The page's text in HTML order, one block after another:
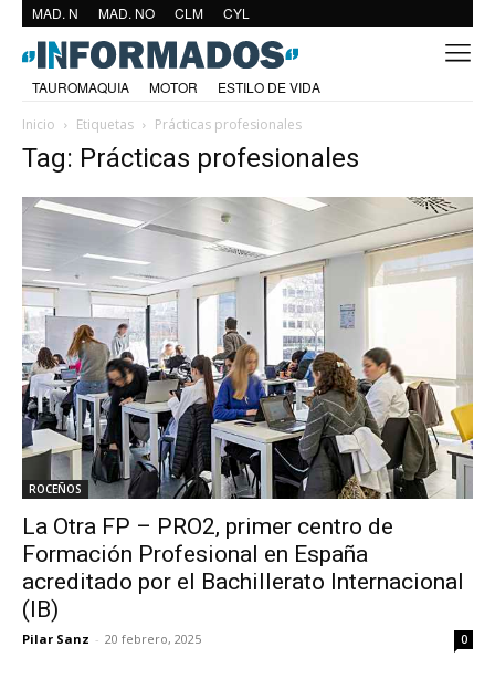
MAD. N MAD. NO CLM CYL
TAUROMAQUIA MOTOR
ESTILO DE VIDA
Inicio
Etiquetas Prácticas profesionales
Tag: Prácticas profesionales
ROCEÑOS
La Otra FP – PRO2, primer centro de
Formación Profesional en España
acreditado por el Bachillerato Internacional
(IB)
Pilar Sanz - 20 febrero, 2025 0